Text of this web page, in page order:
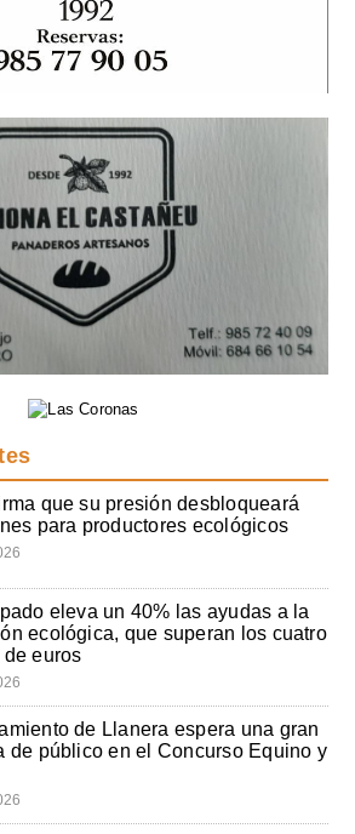
que su presión desbloqueará
para productores ecológicos
eleva un 40% las ayudas a la
ecológica, que superan los cuatro
euros
de Llanera espera una gran
de público en el Concurso Equino y